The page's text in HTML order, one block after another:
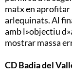
matx en aprofitar
arlequinats. Al
amb l»objectiu
mostrar massa
CD Badia del